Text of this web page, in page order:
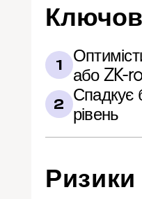
1
або ZK-
2 Спадкує
рівень
Ризики